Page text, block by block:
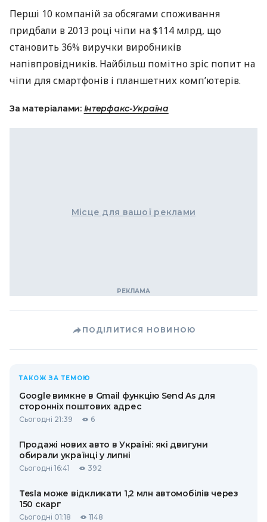
Перші 10 компаній за обсягами споживання
придбали в 2013 році чіпи на $114 млрд, що
становить 36% виручки виробників
напівпровідників. Найбільш помітно зріс попит на
чіпи для смартфонів і планшетних комп’ютерів.
За матеріалами: Інтерфакс-Україна
Місце для вашої реклами
ПОДІЛИТИСЯ НОВИНОЮ
ТАКОЖ ЗА ТЕМОЮ
Google вимкне в Gmail функцію Send As для
сторонніх поштових адрес
Сьогодні 21:39 6
Продажі нових авто в Україні: які двигуни
обирали українці у липні
Сьогодні 16:41 392
Tesla може відкликати 1,2 млн автомобілів через
150 скарг
Сьогодні 01:18 1148